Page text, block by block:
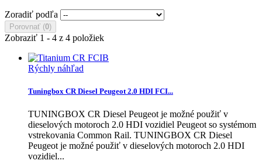
Zoradiť podľa
Porovnať (0)
Zobraziť 1 - 4 z 4 položiek
Rýchly náhľad
Tuningbox CR Diesel Peugeot 2.0 HDI FCI...
TUNINGBOX CR Diesel Peugeot je možné použiť v
dieselových motoroch 2.0 HDI vozidiel Peugeot so systémom
vstrekovania Common Rail. TUNINGBOX CR Diesel
Peugeot je možné použiť v dieselových motoroch 2.0 HDI
vozidiel...